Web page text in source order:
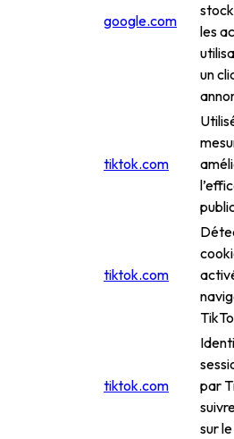
google.com
les
un
tiktok.com
tiktok.com
tiktok.com
par
sur